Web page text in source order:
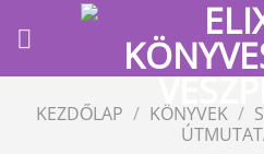
KEZDŐLAP / KÖNYVEK /